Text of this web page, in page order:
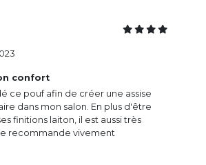
confort
ce pouf afin de créer une assise
dans mon salon. En plus d'être
finitions laiton, il est aussi très
recommande vivement